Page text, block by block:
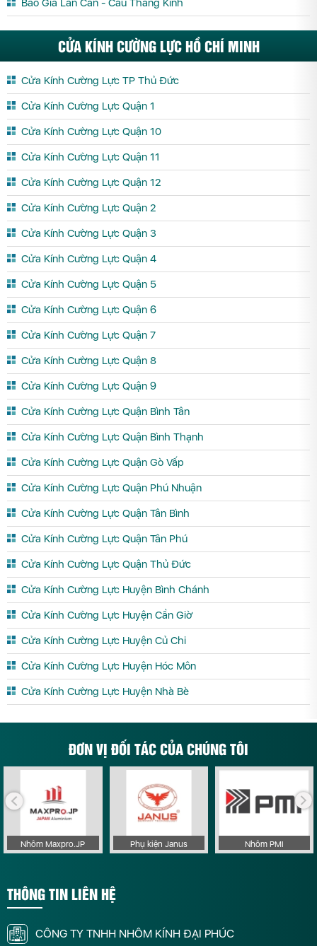
Báo Giá Lan Can - Cầu Thang Kính
CỬA KÍNH CƯỜNG LỰC HỒ CHÍ MINH
Cửa Kính Cường Lực TP Thủ Đức
Cửa Kính Cường Lực Quận 1
Cửa Kính Cường Lực Quận 10
Cửa Kính Cường Lực Quận 11
Cửa Kính Cường Lực Quận 12
Cửa Kính Cường Lực Quận 2
Cửa Kính Cường Lực Quận 3
Cửa Kính Cường Lực Quận 4
Cửa Kính Cường Lực Quận 5
Cửa Kính Cường Lực Quận 6
Cửa Kính Cường Lực Quận 7
Cửa Kính Cường Lực Quận 8
Cửa Kính Cường Lực Quận 9
Cửa Kính Cường Lực Quận Bình Tân
Cửa Kính Cường Lực Quận Bình Thạnh
Cửa Kính Cường Lực Quận Gò Vấp
Cửa Kính Cường Lực Quận Phú Nhuận
Cửa Kính Cường Lực Quận Tân Bình
Cửa Kính Cường Lực Quận Tân Phú
Cửa Kính Cường Lực Quận Thủ Đức
Cửa Kính Cường Lực Huyện Bình Chánh
Cửa Kính Cường Lực Huyện Cần Giờ
Cửa Kính Cường Lực Huyện Củ Chi
Cửa Kính Cường Lực Huyện Hóc Môn
Cửa Kính Cường Lực Huyện Nhà Bè
ĐƠN VỊ ĐỐI TÁC CỦA CHÚNG TÔI
Nhôm Maxpro.JP Phụ kiện Janus Nhôm PMI
THÔNG TIN LIÊN HỆ
CÔNG TY TNHH NHÔM KÍNH ĐẠI PHÚC